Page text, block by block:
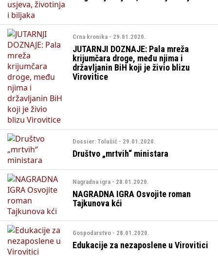
Crna kronika - 29.01.2020.
JUTARNJI DOZNAJE: Pala mreža
krijumčara droge, među njima i
državljanin BiH koji je živio blizu
Virovitice
Dossier: Tolušić - 29.01.2020.
Društvo „mrtvih“ ministara
Nagradna igra - 28.01.2020.
NAGRADNA IGRA Osvojite roman
Tajkunova kći
Gospodarstvo - 28.01.2020.
Edukacije za nezaposlene u Virovitici